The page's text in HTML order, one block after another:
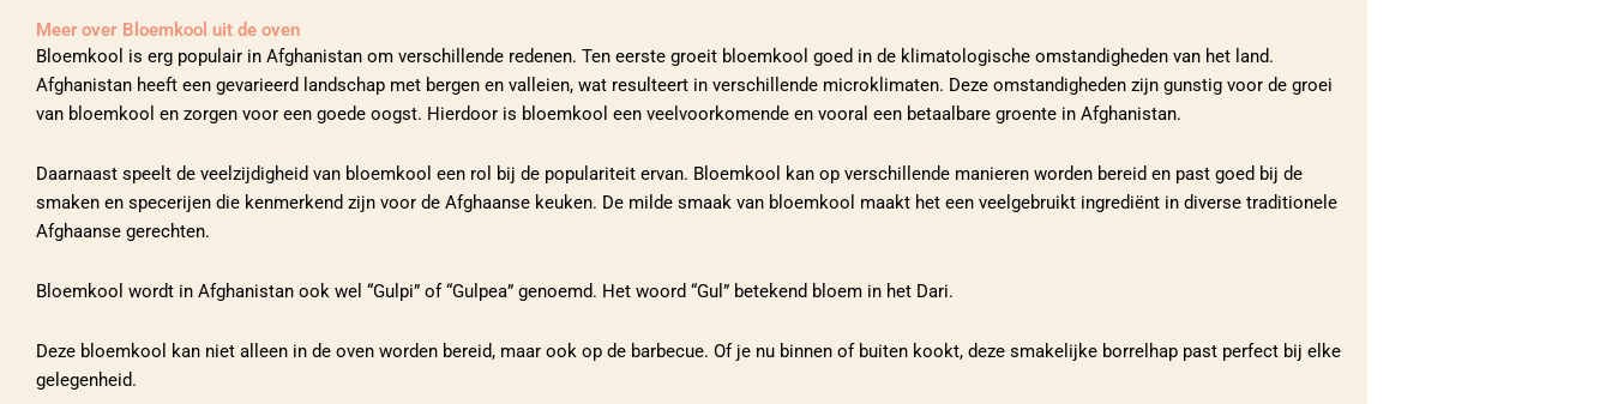
Meer over Bloemkool uit de oven
Bloemkool is erg populair in Afghanistan om verschillende redenen. Ten eerste groeit bloemkool goed in de klimatologische omstandigheden van het land.
Afghanistan heeft een gevarieerd landschap met bergen en valleien, wat resulteert in verschillende microklimaten. Deze omstandigheden zijn gunstig voor de groei
van bloemkool en zorgen voor een goede oogst. Hierdoor is bloemkool een veelvoorkomende en vooral een betaalbare groente in Afghanistan.
Daarnaast speelt de veelzijdigheid van bloemkool een rol bij de populariteit ervan. Bloemkool kan op verschillende manieren worden bereid en past goed bij de
smaken en specerijen die kenmerkend zijn voor de Afghaanse keuken. De milde smaak van bloemkool maakt het een veelgebruikt ingrediënt in diverse traditionele
Afghaanse gerechten.
Bloemkool wordt in Afghanistan ook wel “Gulpi” of “Gulpea” genoemd. Het woord “Gul” betekend bloem in het Dari.
Deze bloemkool kan niet alleen in de oven worden bereid, maar ook op de barbecue. Of je nu binnen of buiten kookt, deze smakelijke borrelhap past perfect bij elke
gelegenheid.